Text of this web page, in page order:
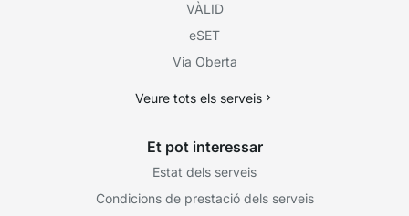
VÀLID
eSET
Via Oberta
Veure tots els serveis
Et pot interessar
Estat dels serveis
Condicions de prestació dels serveis